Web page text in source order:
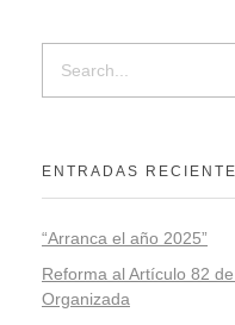
ENTRADAS
“Arranca el año 2025”
Reforma al Artículo 82
Organizada